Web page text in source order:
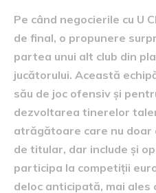
Pe când negocierile cu U
de final, o propunere
partea unui alt club din
jucătorului. Această
său de joc ofensiv și
dezvoltarea tinerelor
atrăgătoare care nu doar
de titular, dar include și
participa la competiții
deloc anticipată, mai ales